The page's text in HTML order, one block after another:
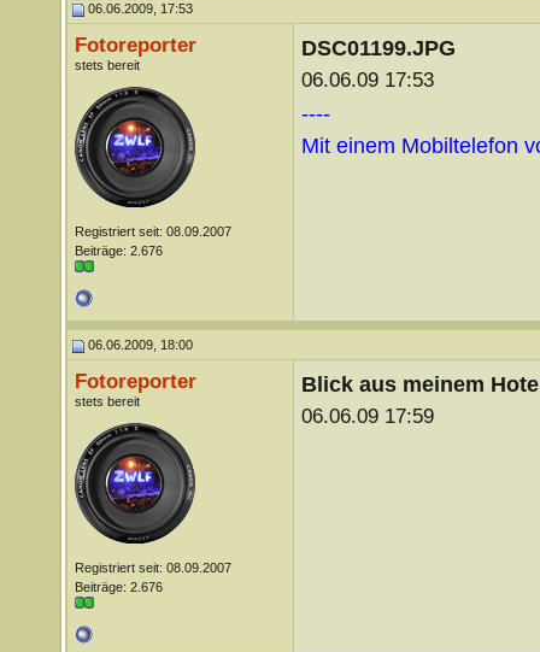
06.06.2009, 17:53
Fotoreporter
stets bereit
Registriert seit: 08.09.2007
Beiträge: 2.676
DSC01199.JPG
06.06.09 17:53
----
Mit einem Mobiltelefon
06.06.2009, 18:00
Fotoreporter
stets bereit
Registriert seit: 08.09.2007
Beiträge: 2.676
Blick aus meinem
06.06.09 17:59